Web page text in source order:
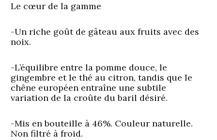
Le cœur de la gamme
-Un riche goût de gâteau aux fruits avec des
noix.
-L’équilibre entre la pomme douce, le
gingembre et le thé au citron, tandis que le
chêne européen entraîne une subtile
variation de la croûte du baril désiré.
-Mis en bouteille à 46%. Couleur naturelle.
Non filtré à froid.